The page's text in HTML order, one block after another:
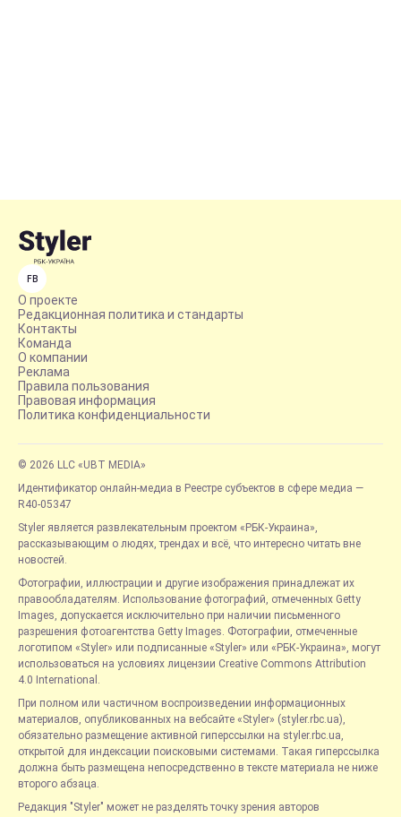
FB
О проекте
Редакционная политика и стандарты
Контакты
Команда
О компании
Реклама
Правила пользования
Правовая информация
Политика конфиденциальности
© 2026 LLC «UBT MEDIA»
Идентификатор онлайн-медиа в Реестре субъектов в сфере медиа —
R40-05347
Styler является развлекательным проектом «РБК-Украина»,
рассказывающим о людях, трендах и всё, что интересно читать вне
новостей.
Фотографии, иллюстрации и другие изображения принадлежат их
правообладателям. Использование фотографий, отмеченных Getty
Images, допускается исключительно при наличии письменного
разрешения фотоагентства Getty Images. Фотографии, отмеченные
логотипом «Styler» или подписанные «Styler» или «РБК-Украина», могут
использоваться на условиях лицензии Creative Commons Attribution
4.0 International.
При полном или частичном воспроизведении информационных
материалов, опубликованных на вебсайте «Styler» (styler.rbc.ua),
обязательно размещение активной гиперссылки на styler.rbc.ua,
открытой для индексации поисковыми системами. Такая гиперссылка
должна быть размещена непосредственно в тексте материала не ниже
второго абзаца.
Редакция "Styler" может не разделять точку зрения авторов